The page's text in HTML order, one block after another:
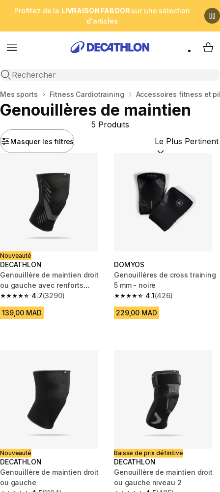
Profitez de la LIVRAISON FABOOR sur une sélection
d'articles
Menu
Open search
My
Accueil
Mes sports Fitness Cardiotraining Accessoires fitness et
Genouillères de maintien
Masquer les filtres
5 Produits
Trier par :
Nouveauté
DECATHLON
Genouillère de maintien droit
ou gauche avec renforts
latéraux 4.7
4.7 out of 5 stars from 3290 reviews
(3290)
139,00 MAD
DOMYOS
Genouillères de cross training
5 mm - noire
4.1
4.1 out of 5 stars from 426
(426)
229,00 MAD
Nouveauté
DECATHLON
Genouillère de maintien droit
ou gauche
Baisse de prix définitive
DECATHLON
Genouillère de maintien droit
ou gauche niveau 2